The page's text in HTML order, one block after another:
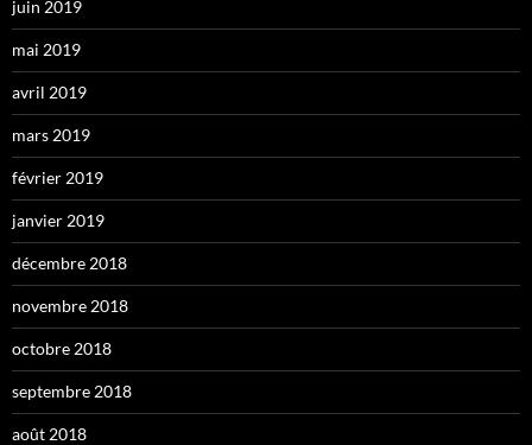
juin 2019
mai 2019
avril 2019
mars 2019
février 2019
janvier 2019
décembre 2018
novembre 2018
octobre 2018
septembre 2018
août 2018